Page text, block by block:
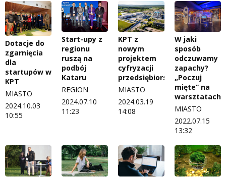
Dotacje do
zgarnięcia
dla
startupów w
KPT
MIASTO
2024.10.03
10:55
Start-upy z
regionu
ruszą na
podbój
Kataru
REGION
2024.07.10
11:23
KPT z
nowym
projektem
cyfryzacji
przedsiębiorstw
MIASTO
2024.03.19
14:08
W jaki
sposób
odczuwamy
zapachy?
„Poczuj
mięte” na
warsztatach
MIASTO
2022.07.15
13:32